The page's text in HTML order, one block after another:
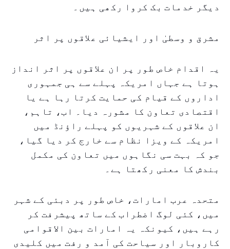
دیگر خدمات بک کروا رکھی ہیں۔
مشرق و وسطیٰ اور ایشیائی علاقوں پر اثر
یہ اقدام خاص طور پر ان علاقوں پر اثر انداز
ہوتا ہے جہاں امریکہ پہلے سے ہی جمہوری
اداروں کے قیام کی حمایت کرتا رہا ہے یا
اقتصادی تعاون کا مشورہ دیا۔ اب، تاہم،
ان علاقوں کے شہریوں کو پہلے راؤنڈ میں
امریکہ کے ویزا نظام سے خارج کر دیا گیا،
جو کہ بہت سی نگاہوں میں تعاون کی مکمل
بندش کا معنی رکھتا ہے۔
متحدہ عرب امارات، خاص طور پر دبئی کے شہر
میں، کئی لوگ اضطراب کے ساتھ پیشرفت کر
رہے ہیں، کیونکہ یہ امارات بین الاقوامی
کاروبار اور سیاحت کی آمد و رفت میں کلیدی